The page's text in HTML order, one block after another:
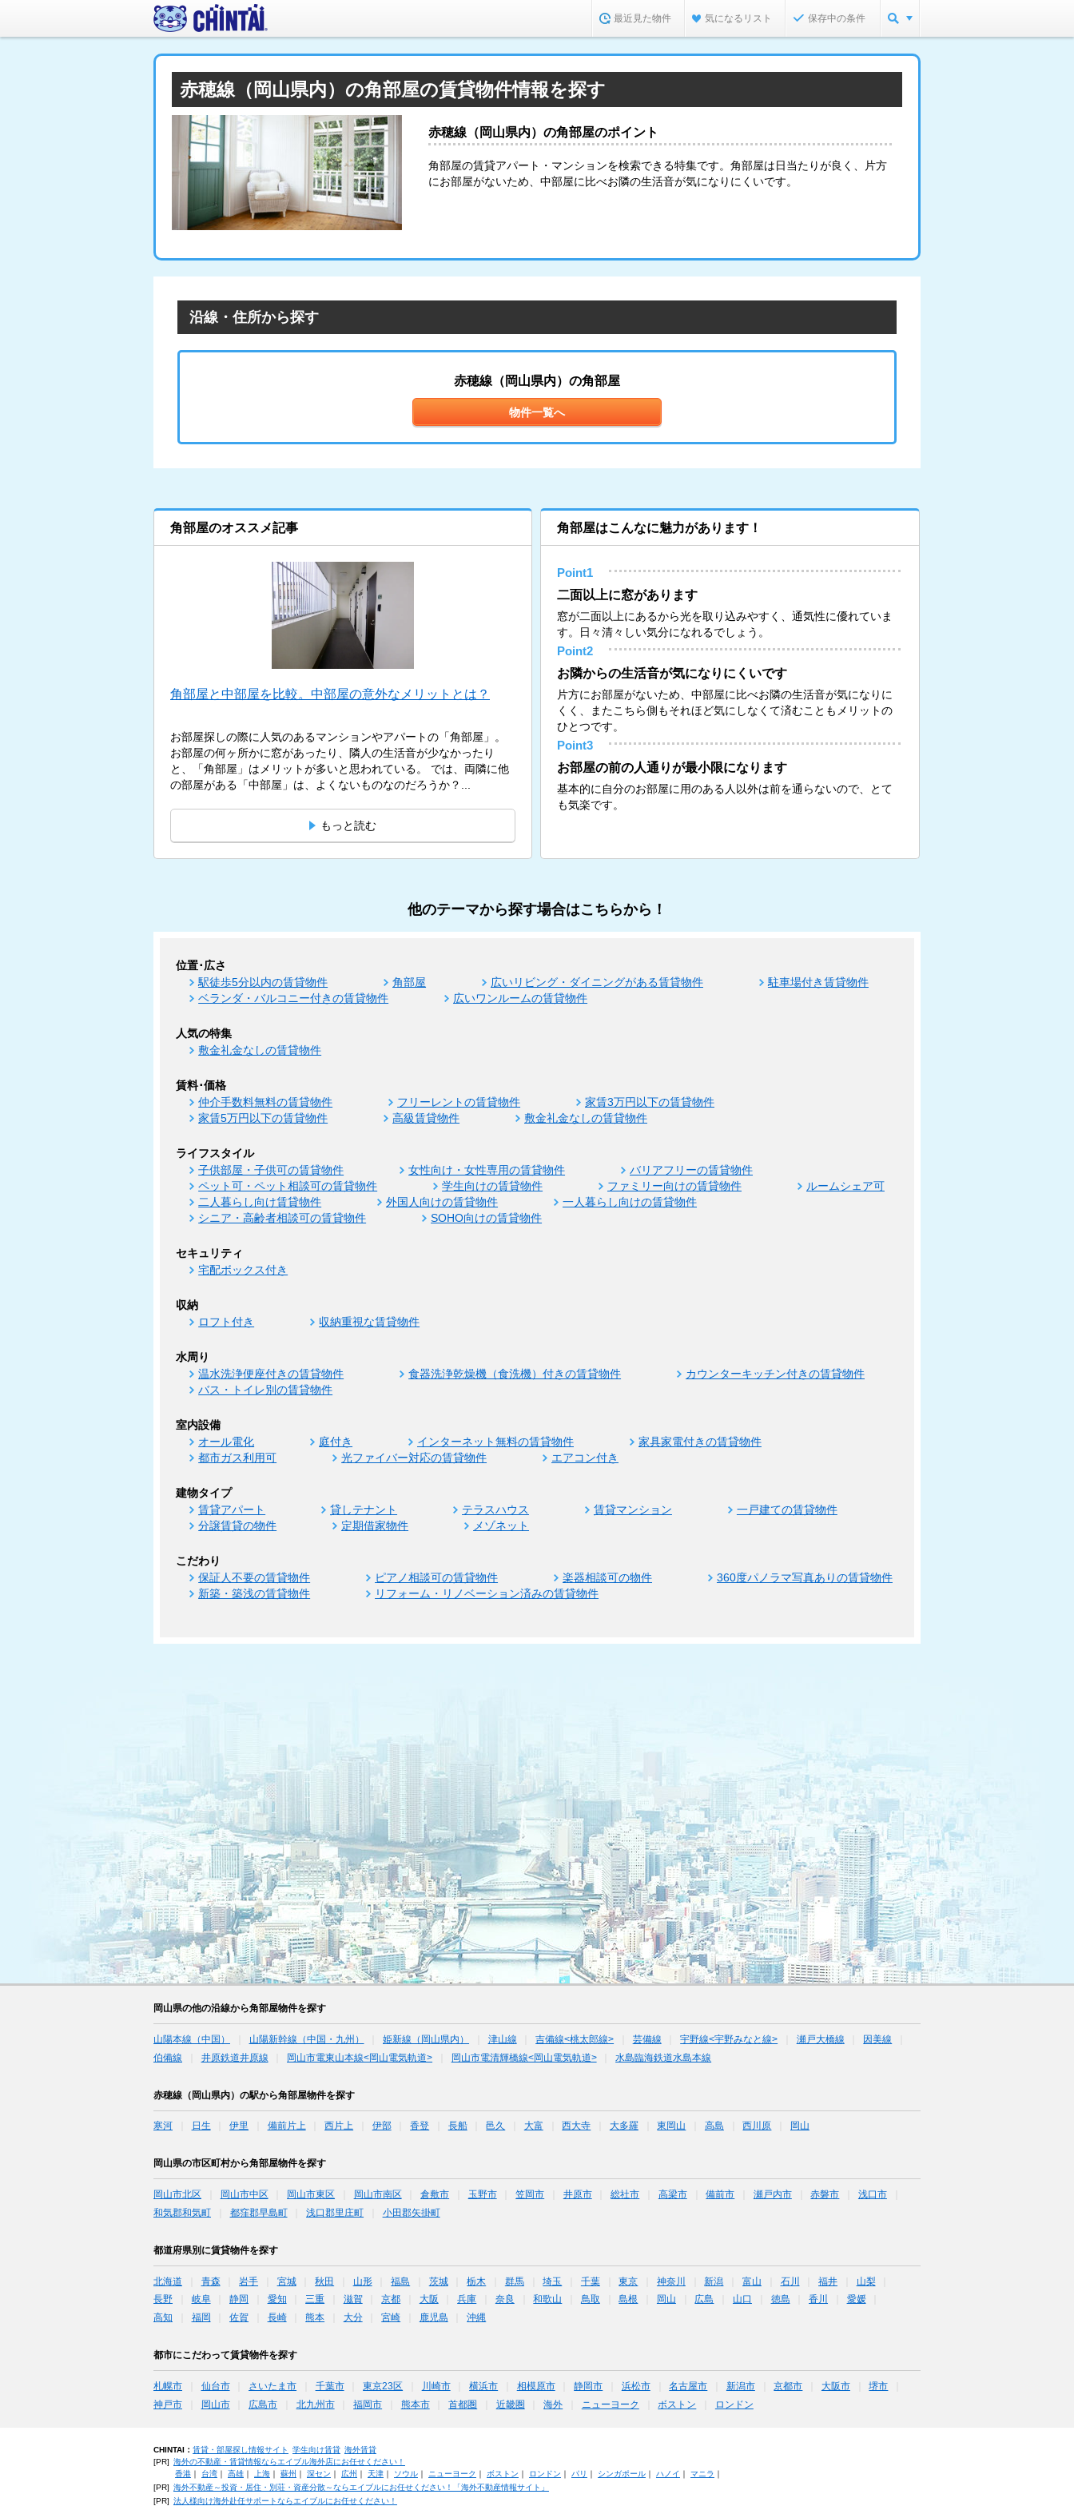
最近見た物件 気になるリスト 保存中の条件
赤穂線（岡山県内）の角部屋の賃貸物件情報を探す
赤穂線（岡山県内）の角部屋のポイント
角部屋の賃貸アパート・マンションを検索できる特集です。角部屋は日当たりが良く、片方
にお部屋がないため、中部屋に比べお隣の生活音が気になりにくいです。
沿線・住所から探す
赤穂線（岡山県内）の角部屋
物件一覧へ
角部屋のオススメ記事
角部屋と中部屋を比較。中部屋の意外なメリットとは？
お部屋探しの際に人気のあるマンションやアパートの「角部屋」。
お部屋の何ヶ所かに窓があったり、隣人の生活音が少なかったり
と、「角部屋」はメリットが多いと思われている。 では、両隣に他
の部屋がある「中部屋」は、よくないものなのだろうか？...
もっと読む
角部屋はこんなに魅力があります！
Point1
二面以上に窓があります
窓が二面以上にあるから光を取り込みやすく、通気性に優れていま
す。日々清々しい気分になれるでしょう。
Point2
お隣からの生活音が気になりにくいです
片方にお部屋がないため、中部屋に比べお隣の生活音が気になりに
くく、またこちら側もそれほど気にしなくて済むこともメリットの
ひとつです。
Point3
お部屋の前の人通りが最小限になります
基本的に自分のお部屋に用のある人以外は前を通らないので、とて
も気楽です。
他のテーマから探す場合はこちらから！
位置･広さ
駅徒歩5分以内の賃貸物件 角部屋 広いリビング・ダイニングがある賃貸物件
駐車場付き賃貸物件
ベランダ・バルコニー付きの賃貸物件
広いワンルームの賃貸物件
人気の特集
敷金礼金なしの賃貸物件
賃料･価格
仲介手数料無料の賃貸物件 フリーレントの賃貸物件
家賃3万円以下の賃貸物件
家賃5万円以下の賃貸物件
高級賃貸物件 敷金礼金なしの賃貸物件
ライフスタイル
子供部屋・子供可の賃貸物件 女性向け・女性専用の賃貸物件
バリアフリーの賃貸物件
ペット可・ペット相談可の賃貸物件
学生向けの賃貸物件 ファミリー向けの賃貸物件
ルームシェア可
二人暮らし向け賃貸物件
外国人向けの賃貸物件
一人暮らし向けの賃貸物件
シニア・高齢者相談可の賃貸物件
SOHO向けの賃貸物件
セキュリティ
宅配ボックス付き
収納
ロフト付き 収納重視な賃貸物件
水周り
温水洗浄便座付きの賃貸物件 食器洗浄乾燥機（食洗機）付きの賃貸物件
カウンターキッチン付きの賃貸物件
バス・トイレ別の賃貸物件
室内設備
オール電化 庭付き インターネット無料の賃貸物件
家具家電付きの賃貸物件
都市ガス利用可
光ファイバー対応の賃貸物件 エアコン付き
建物タイプ
賃貸アパート 貸しテナント テラスハウス 賃貸マンション
一戸建ての賃貸物件
分譲賃貸の物件
定期借家物件 メゾネット
こだわり
保証人不要の賃貸物件 ピアノ相談可の賃貸物件 楽器相談可の物件
360度パノラマ写真ありの賃貸物件
新築・築浅の賃貸物件
リフォーム・リノベーション済みの賃貸物件
岡山県の他の沿線から角部屋物件を探す
山陽本線（中国） 山陽新幹線（中国・九州） 姫新線（岡山県内） 津山線 吉備線<桃太郎線> 芸備線 宇野線<宇野みなと線> 瀬戸大橋線
因美線
伯備線
井原鉄道井原線 岡山市電東山本線<岡山電気軌道> 岡山市電清輝橋線<岡山電気軌道> 水島臨海鉄道水島本線
赤穂線（岡山県内）の駅から角部屋物件を探す
寒河 日生 伊里 備前片上 西片上 伊部 香登 長船 邑久 大富 西大寺 大多羅 東岡山 高島 西川原 岡山
岡山県の市区町村から角部屋物件を探す
岡山市北区 岡山市中区 岡山市東区 岡山市南区 倉敷市 玉野市 笠岡市 井原市 総社市 高梁市 備前市 瀬戸内市 赤磐市
浅口市
和気郡和気町
都窪郡早島町 浅口郡里庄町 小田郡矢掛町
都道府県別に賃貸物件を探す
北海道 青森 岩手 宮城 秋田 山形 福島 茨城 栃木 群馬 埼玉 千葉 東京 神奈川 新潟 富山 石川 福井
山梨
長野
岐阜 静岡 愛知 三重 滋賀 京都 大阪 兵庫 奈良 和歌山 鳥取 島根 岡山 広島 山口 徳島 香川
愛媛
高知
福岡 佐賀 長崎 熊本 大分 宮崎 鹿児島 沖縄
都市にこだわって賃貸物件を探す
札幌市 仙台市 さいたま市 千葉市 東京23区 川崎市 横浜市 相模原市 静岡市 浜松市 名古屋市 新潟市 京都市 大阪市
堺市
神戸市
岡山市 広島市 北九州市 福岡市 熊本市 首都圏 近畿圏 海外 ニューヨーク ボストン ロンドン
CHINTAI： 賃貸・部屋探し情報サイト 学生向け賃貸 海外賃貸
[PR] 海外の不動産・賃貸情報ならエイブル海外店にお任せください！
香港｜ 台湾｜ 高雄｜ 上海｜ 蘇州 ｜ 深セン ｜ 広州 ｜ 天津｜ ソウル｜ ニューヨーク ｜ ボストン ｜ ロンドン ｜ パリ ｜ シンガポール｜ ハノイ ｜ マニラ ｜
[PR] 海外不動産～投資・居住・別荘・資産分散～ならエイブルにお任せください！「海外不動産情報サイト」
[PR] 法人様向け海外赴任サポートならエイブルにお任せください！